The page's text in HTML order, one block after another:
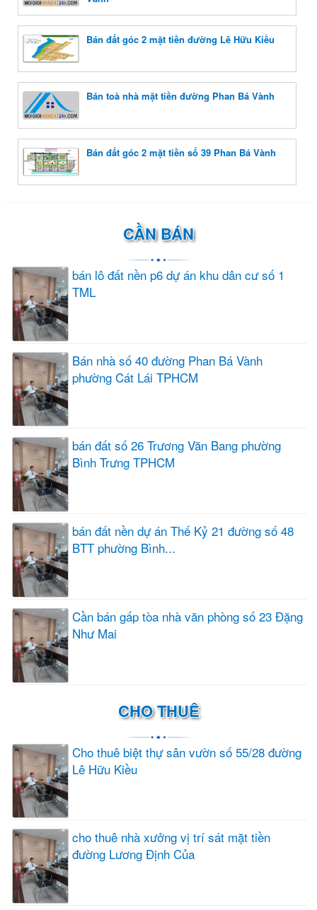
Bán đất góc 2 mặt tiền đường Lê Hữu Kiều
Bán toà nhà mặt tiền đường Phan Bá Vành
Bán đất góc 2 mặt tiền số 39 Phan Bá Vành
CẦN BÁN
bán lô đất nền p6 dự án khu dân cư số 1
TML
Bán nhà số 40 đường Phan Bá Vành
phường Cát Lái TPHCM
bán đất số 26 Trương Văn Bang phường
Bình Trưng TPHCM
bán đất nền dự án Thế Kỷ 21 đường số 48
BTT phường Bình...
Cần bán gấp tòa nhà văn phòng số 23 Đặng
Như Mai
CHO THUÊ
Cho thuê biệt thự sân vườn số 55/28 đường
Lê Hữu Kiều
cho thuê nhà xưởng vị trí sát mặt tiền
đường Lương Định Của